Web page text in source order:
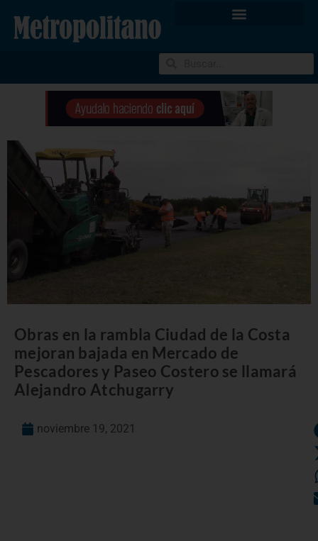
Obras en la rambla Ciudad de la Costa
mejoran bajada en Mercado de
Pescadores y Paseo Costero se llamará
Alejandro Atchugarry
noviembre 19, 2021